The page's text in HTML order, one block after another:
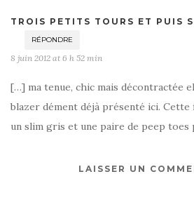
TROIS PETITS TOURS ET PUIS
RÉPONDRE
8 juin 2012 at 6 h 52 min
[…] ma tenue, chic mais décontractée
blazer dément déjà présenté ici. Cette
un slim gris et une paire de peep
LAISSER UN